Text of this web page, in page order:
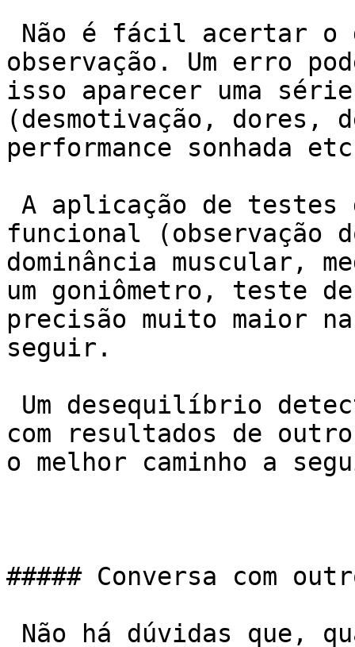
observação. Um erro
isso aparecer uma
(desmotivação, dores,
performance sonhada
funcional (observação
dominância muscular,
um goniômetro, teste
precisão muito maior
seguir.
com resultados de
o melhor caminho a
##### Conversa com